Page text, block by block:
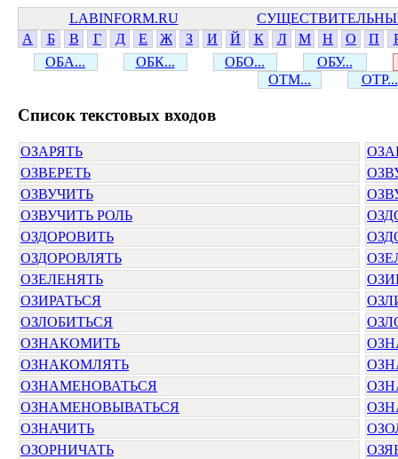
LABINFORM.RU
А
Б В Г Д Е Ж З И Й К Л М Н О П
ОБА...
ОБК... ОБО...
ОБУ...
ОТМ...
ОТР...
Cписок текстовых входов
ОЗАРЯТЬ
ОЗВЕРЕТЬ
ОЗВУЧИТЬ
ОЗВУЧИТЬ РОЛЬ
ОЗДОРОВИТЬ
ОЗДОРОВЛЯТЬ
ОЗЕЛЕНЯТЬ
ОЗИРАТЬСЯ
ОЗЛОБИТЬСЯ
ОЗНАКОМИТЬ
ОЗНАКОМЛЯТЬ
ОЗНАМЕНОВАТЬСЯ
ОЗНАМЕНОВЫВАТЬСЯ
ОЗНАЧИТЬ
ОЗОРНИЧАТЬ